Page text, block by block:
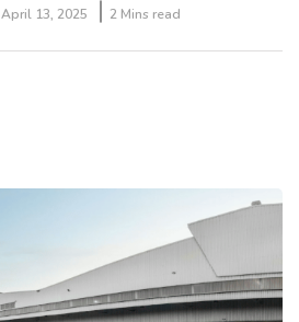
April 13, 2025 2 Mins read